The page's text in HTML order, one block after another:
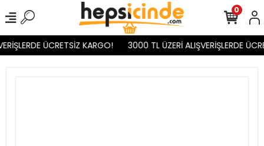
ÜCRETSİZ KARGO! 3000 TL ÜZERİ ALIŞVERİŞLERDE
0